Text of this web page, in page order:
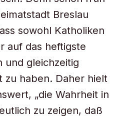
Breslau
sowohl Katholiken
auf das heftigste
und gleichzeitig
zu haben. Daher hielt
„die Wahrheit in
zu zeigen, daß